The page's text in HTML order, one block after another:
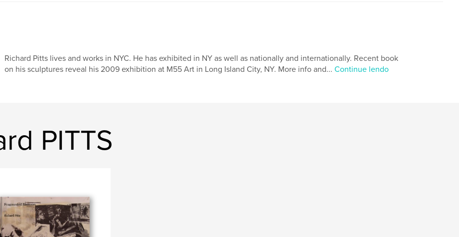
Richard Pitts lives and works in NYC. He has exhibited in NY as well as nationally and internationally. Recent book
on his sculptures reveal his 2009 exhibition at M55 Art in Long Island City, NY. More info and... Continue lendo
PITTS